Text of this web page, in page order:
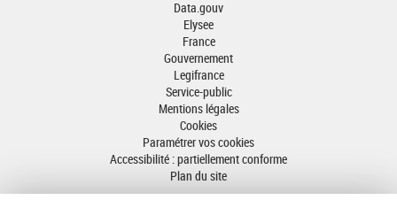
Data.gouv
Elysee
France
Gouvernement
Legifrance
Service-public
Mentions légales
Cookies
Paramétrer vos cookies
Accessibilité : partiellement conforme
Plan du site